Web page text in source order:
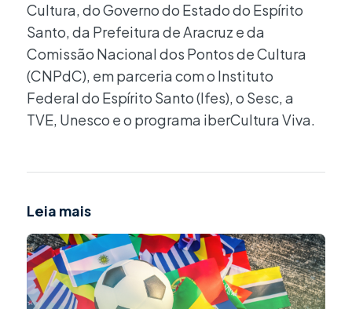
Cultura, do Governo do Estado do Espírito
Santo, da Prefeitura de Aracruz e da
Comissão Nacional dos Pontos de Cultura
(CNPdC), em parceria com o Instituto
Federal do Espírito Santo (Ifes), o Sesc, a
TVE, Unesco e o programa iberCultura Viva.
Leia mais